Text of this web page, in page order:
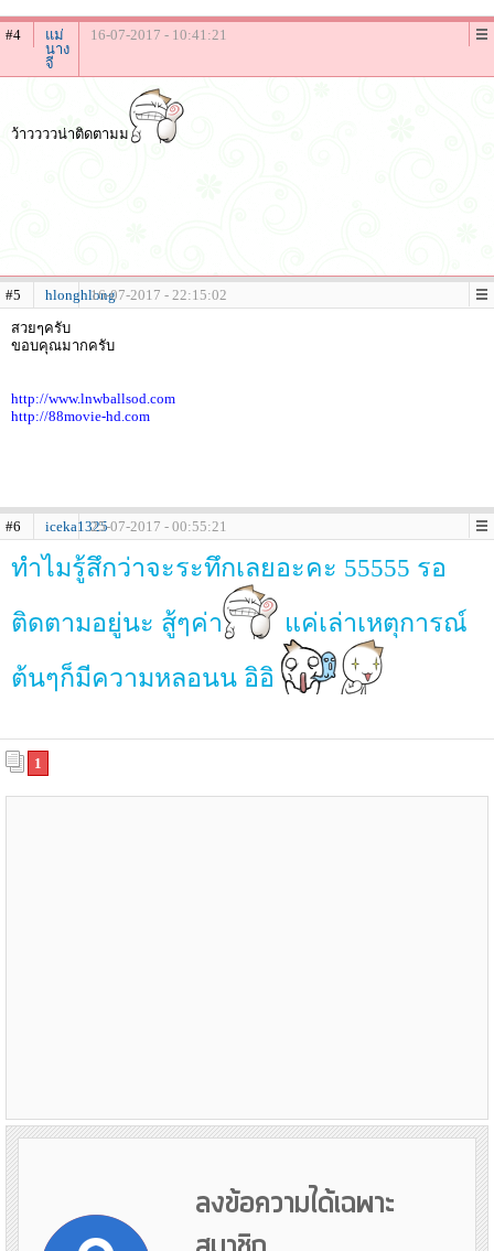
#4
แม่
นาง
จี
16-07-2017 - 10:41:21
ว้าววววน่าติดตามม
#5 hlonghlong16-07-2017 - 22:15:02
สวยๆครับ
ขอบคุณมากครับ
http://www.lnwballsod.com
http://88movie-hd.com
#6 iceka132525-07-2017 - 00:55:21
ทำไมรู้สึกว่าจะระทึกเลยอะคะ 55555 รอ
ติดตามอยู่นะ สู้ๆค่า
แค่เล่าเหตุการณ์
ต้นๆก็มีความหลอนน อิอิ
1
ลงข้อความได้เฉพาะ